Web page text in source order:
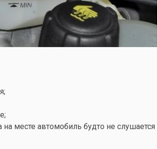
месте автомобиль будто не слушается